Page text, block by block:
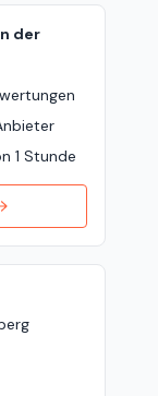
der
1 Stunde